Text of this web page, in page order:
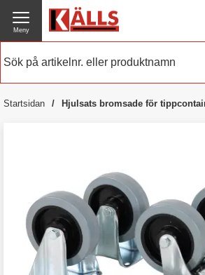
0476 - 214 80
Meny
Startsidan Hjulsats bromsade för